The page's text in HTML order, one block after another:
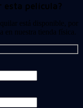
esta película?
está disponible, por
en nuestra tienda física.